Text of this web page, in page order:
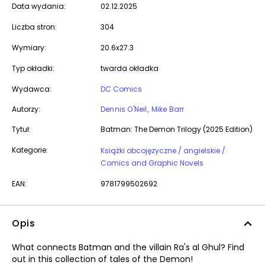
Data wydania: 02.12.2025
Liczba stron: 304
Wymiary: 20.6x27.3
Typ okładki: twarda okładka
Wydawca:
DC Comics
Autorzy:
Dennis O'Neil Mike Barr
Tytuł:
Batman: The Demon Trilogy (2025 Edition)
Kategorie:
Książki obcojęzyczne / angielskie /
Comics and Graphic Novels
EAN: 9781799502692
Opis
What connects Batman and the villain Ra's al Ghul? Find
out in this collection of tales of the Demon!